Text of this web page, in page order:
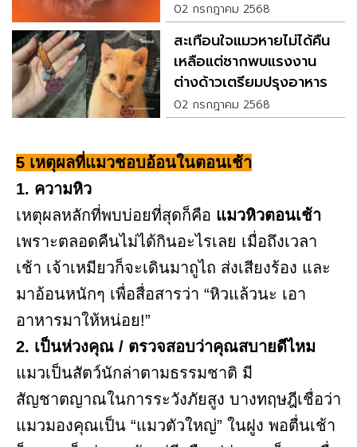
02 กรกฎาคม 2568
สะเทือนใจแมวหายไม่ได้คืน
เหลือแต่ซากพบแรงงาน
ต่างด้าวเตรียมปรุงอาหาร
02 กรกฎาคม 2568
5 เหตุผลที่แมวชอบอ้อนในตอนเช้า
1. ความหิว
เหตุผลหลักที่พบบ่อยที่สุดก็คือ แมวหิวตอนเช้า
เพราะตลอดคืนไม่ได้กินอะไรเลย เมื่อถึงเวลา
เช้า เจ้าเหมียวก็จะเดินมาถูไถ ส่งเสียงร้อง และ
มาอ้อนหนักๆ เพื่อสื่อสารว่า “หิวแล้วนะ เอา
อาหารมาให้หน่อย!”
2. เป็นห่วงคุณ / ตรวจสอบว่าคุณสบายดีไหม
แมวเป็นสัตว์นักล่าตามธรรมชาติ มี
สัญชาตญาณในการระวังภัยสูง บางทฤษฎีเชื่อว่า
แมวมองคุณเป็น “แมวตัวใหญ่” ในฝูง พอตื่นเช้า